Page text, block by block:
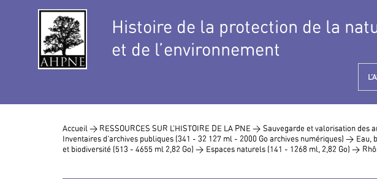
Histoire de la protection de la
et de l’environnement
Accueil > RESSOURCES SUR L’HISTOIRE DE LA PNE > Sauvegarde et valorisation des
Inventaires d’archives publiques (341 - 32 127 ml - 2000 Go archives numériques) > Eau,
et biodiversité (513 - 4655 ml 2,82 Go) > Espaces naturels (141 - 1268 ml, 2,82 Go) >